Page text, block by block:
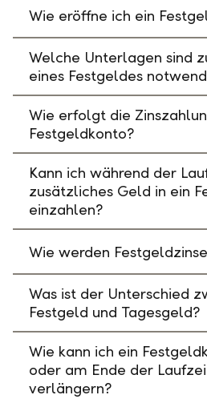
Wie eröffne ich ein
Welche Unterlagen sind
eines Festgeldes
Wie erfolgt die
Festgeldkonto?
Kann ich während der
zusätzliches Geld in ein
einzahlen?
Wie werden
Was ist der Unterschied
Festgeld und Tagesgeld?
Wie kann ich ein
oder am Ende der
verlängern?